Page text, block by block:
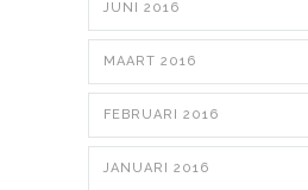
JUNI 2016
MAART 2016
FEBRUARI 2016
JANUARI 2016